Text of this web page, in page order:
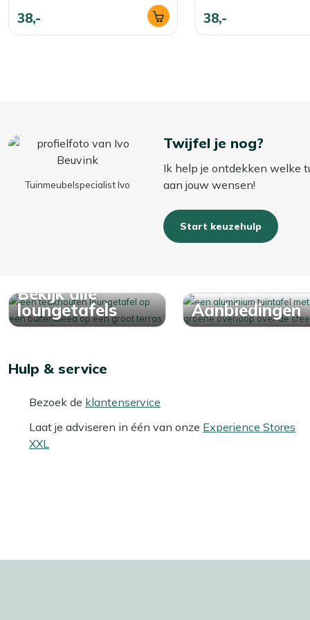
38,- 38,-
Tuinmeubelspecialist Ivo
Twijfel je nog?
Ik help je ontdekken welke
aan jouw wensen!
Start keuzehulp
Bekijk alle
loungetafels
Aanbiedingen
Hulp & service
Bezoek de klantenservice
Laat je adviseren in één van onze Experience Stores
XXL